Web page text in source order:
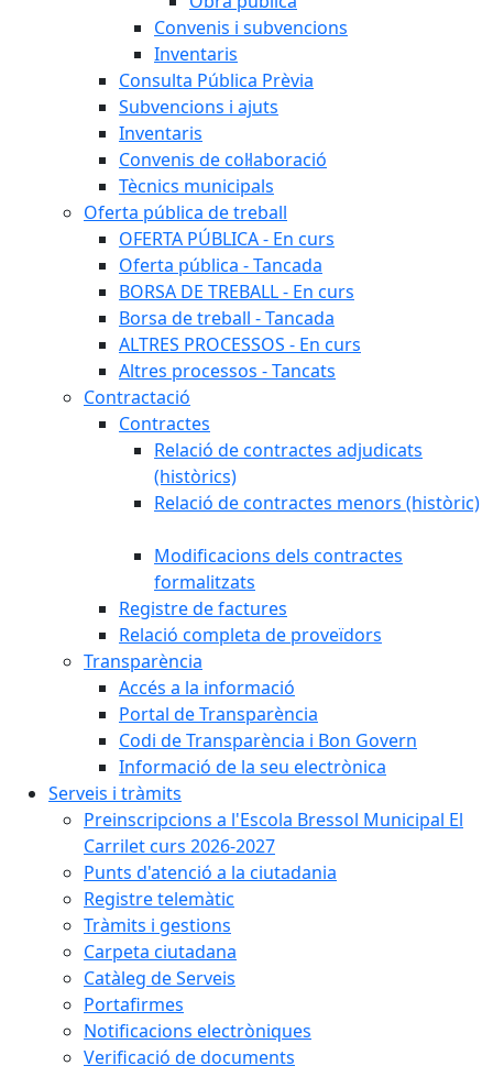
Convenis i subvencions
Inventaris
Consulta Pública Prèvia
Subvencions i ajuts
Inventaris
Convenis de col·laboració
Tècnics municipals
Oferta pública de treball
OFERTA PÚBLICA - En curs
Oferta pública - Tancada
BORSA DE TREBALL - En curs
Borsa de treball - Tancada
ALTRES PROCESSOS - En curs
Altres processos - Tancats
Contractació
Contractes
Relació de contractes adjudicats
(històrics)
Relació de contractes menors (històric)
Modificacions dels contractes
formalitzats
Registre de factures
Relació completa de proveïdors
Transparència
Accés a la informació
Portal de Transparència
Codi de Transparència i Bon Govern
Informació de la seu electrònica
Serveis i tràmits
Preinscripcions a l'Escola Bressol Municipal El
Carrilet curs 2026-2027
Punts d'atenció a la ciutadania
Registre telemàtic
Tràmits i gestions
Carpeta ciutadana
Catàleg de Serveis
Portafirmes
Notificacions electròniques
Verificació de documents